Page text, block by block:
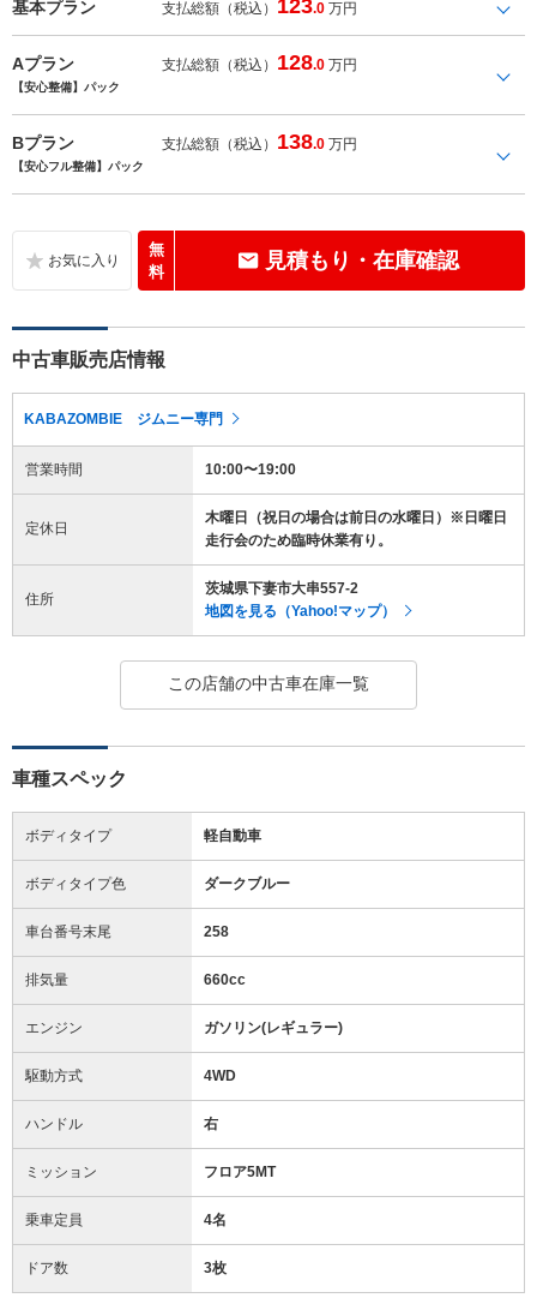
基本プラン 支払総額（税込） 123.0 万円
Aプラン 支払総額（税込） 128.0 万円
【安心整備】パック
Bプラン 支払総額（税込） 138.0 万円
【安心フル整備】パック
無
料
見積もり・在庫確認
中古車販売店情報
KABAZOMBIE ジムニー専門
営業時間 10:00〜19:00
定休日
木曜日（祝日の場合は前日の水曜日）※日曜日
走行会のため臨時休業有り。
住所
茨城県下妻市大串557-2
地図を見る（Yahoo!マップ）
この店舗の中古車在庫一覧
車種スペック
ボディタイプ 軽自動車
ボディタイプ色 ダークブルー
車台番号末尾 258
排気量 660cc
エンジン ガソリン(レギュラー)
駆動方式 4WD
ハンドル 右
ミッション フロア5MT
乗車定員 4名
ドア数 3枚